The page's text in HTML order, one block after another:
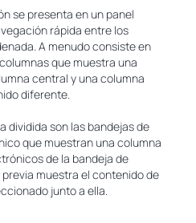
se presenta en un panel
rápida entre los
A menudo consiste en
que muestra una
central y una columna
diferente.
dividida son las bandejas de
que muestran una columna
de la bandeja de
muestra el contenido de
junto a ella.